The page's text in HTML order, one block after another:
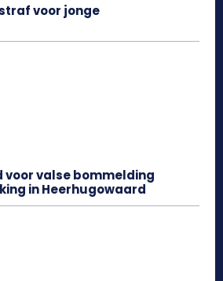
voor jonge
voor valse bommelding
in Heerhugowaard